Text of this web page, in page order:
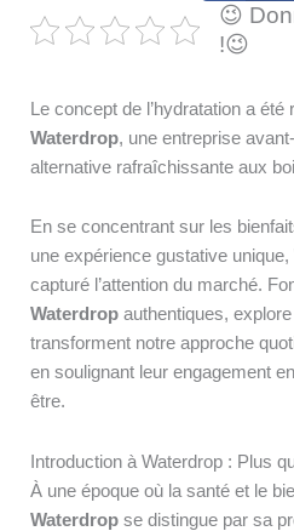
😉
!😉
Le concept de l’hydratation a
Waterdrop, une entreprise
alternative rafraîchissante aux
En se concentrant sur les
une expérience gustative
capturé l’attention du marché.
Waterdrop authentiques,
transforment notre approche
en soulignant leur engagement
être.
Introduction à Waterdrop : Plus
À une époque où la santé et le
Waterdrop se distingue par sa